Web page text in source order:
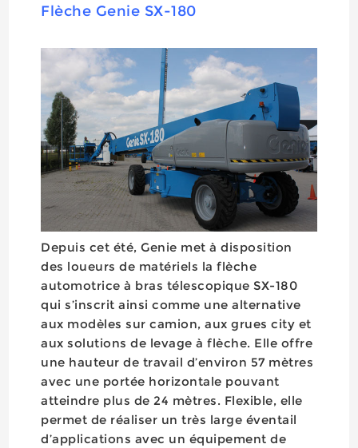
Flèche Genie SX-180
Depuis cet été, Genie met à disposition
des loueurs de matériels la flèche
automotrice à bras télescopique SX-180
qui s’inscrit ainsi comme une alternative
aux modèles sur camion, aux grues city et
aux solutions de levage à flèche. Elle offre
une hauteur de travail d’environ 57 mètres
avec une portée horizontale pouvant
atteindre plus de 24 mètres. Flexible, elle
permet de réaliser un très large éventail
d’applications avec un équipement de